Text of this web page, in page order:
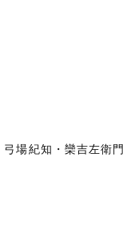
場紀知・欒吉左衛門